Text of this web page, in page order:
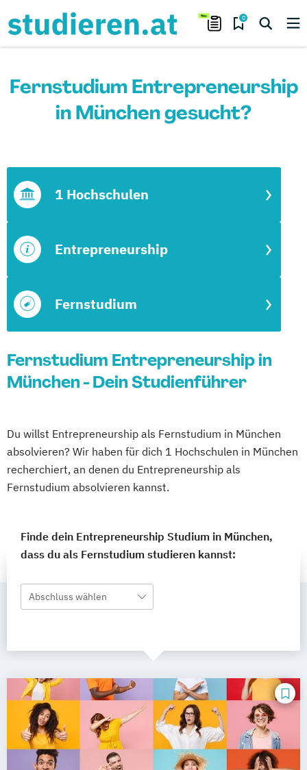
0
Fernstudium Entrepreneurship
in München gesucht?
Fernstudium
Entrepreneurship
1 Hochschulen
Fernstudium Entrepreneurship in
München - Dein Studienführer
Du willst Entrepreneurship als Fernstudium in München
absolvieren? Wir haben für dich 1 Hochschulen in München
recherchiert, an denen du Entrepreneurship als
Fernstudium absolvieren kannst.
Finde dein Entrepreneurship Studium in München,
dass du als Fernstudium studieren kannst:
Abschluss wählen